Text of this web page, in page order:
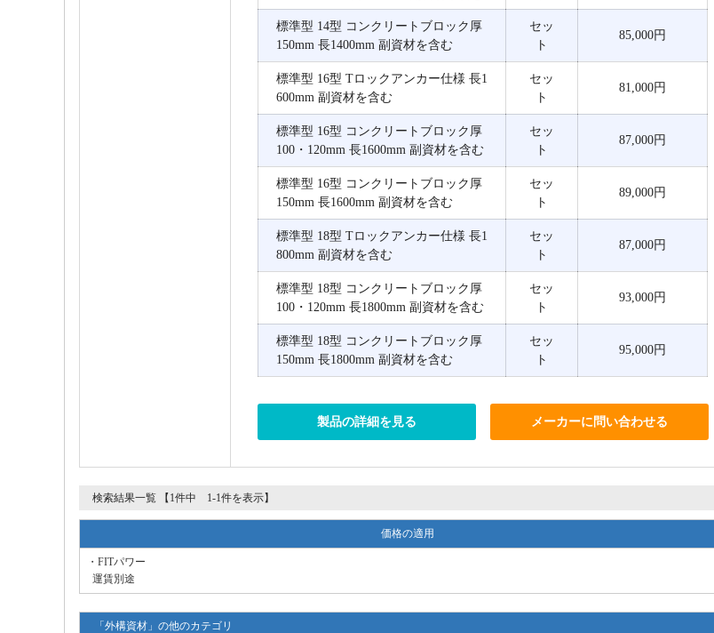
標準型 14型 コンクリートブロック厚
150mm 長1400mm 副資材を含む
セッ
ト
85,000円
標準型 16型 Tロックアンカー仕様 長1
600mm 副資材を含む
セッ
ト
81,000円
標準型 16型 コンクリートブロック厚
100・120mm 長1600mm 副資材を含む
セッ
ト
87,000円
標準型 16型 コンクリートブロック厚
150mm 長1600mm 副資材を含む
セッ
ト
89,000円
標準型 18型 Tロックアンカー仕様 長1
800mm 副資材を含む
セッ
ト
87,000円
標準型 18型 コンクリートブロック厚
100・120mm 長1800mm 副資材を含む
セッ
ト
93,000円
標準型 18型 コンクリートブロック厚
150mm 長1800mm 副資材を含む
セッ
ト
95,000円
製品の詳細を見る メーカーに問い合わせる
検索結果一覧 【1件中 1-1件を表示】
価格の適用
・FITパワー
運賃別途
「外構資材」の他のカテゴリ